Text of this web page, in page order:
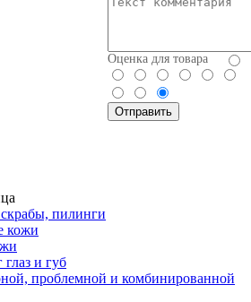
Оценка для товара
пилинги
кожи
глаз и губ
проблемной и комбинированной